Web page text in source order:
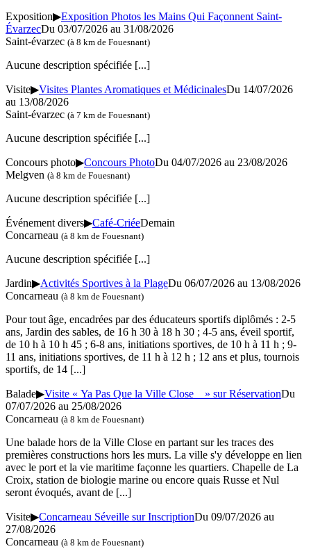
Exposition▶Exposition Photos les Mains Qui Façonnent Saint-
ÉvarzecDu 03/07/2026 au 31/08/2026
Saint-évarzec (à 8 km de Fouesnant)
Aucune description spécifiée [...]
Visite▶Visites Plantes Aromatiques et MédicinalesDu 14/07/2026
au 13/08/2026
Saint-évarzec (à 7 km de Fouesnant)
Aucune description spécifiée [...]
Concours photo▶Concours PhotoDu 04/07/2026 au 23/08/2026
Melgven (à 8 km de Fouesnant)
Aucune description spécifiée [...]
Événement divers▶Café-CriéeDemain
Concarneau (à 8 km de Fouesnant)
Aucune description spécifiée [...]
Jardin▶Activités Sportives à la PlageDu 06/07/2026 au 13/08/2026
Concarneau (à 8 km de Fouesnant)
Pour tout âge, encadrées par des éducateurs sportifs diplômés : 2-5
ans, Jardin des sables, de 16 h 30 à 18 h 30 ; 4-5 ans, éveil sportif,
de 10 h à 10 h 45 ; 6-8 ans, initiations sportives, de 10 h à 11 h ; 9-
11 ans, initiations sportives, de 11 h à 12 h ; 12 ans et plus, tournois
sportifs, de 14 [...]
Balade▶Visite « Ya Pas Que la Ville Close » sur RéservationDu
07/07/2026 au 25/08/2026
Concarneau (à 8 km de Fouesnant)
Une balade hors de la Ville Close en partant sur les traces des
premières constructions hors les murs. La ville s'y développe en lien
avec le port et la vie maritime façonne les quartiers. Chapelle de La
Croix, station de biologie marine ou encore quais Russe et Nul
seront évoqués, avant de [...]
Visite▶Concarneau Séveille sur InscriptionDu 09/07/2026 au
27/08/2026
Concarneau (à 8 km de Fouesnant)